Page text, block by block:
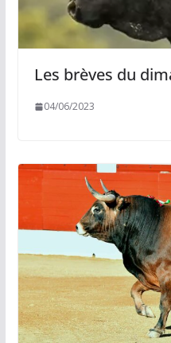
Les brèves du
04/06/2023